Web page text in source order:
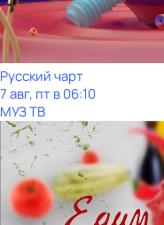
Рycский чарт
7 авг, пт в 06:10
МУЗ ТВ